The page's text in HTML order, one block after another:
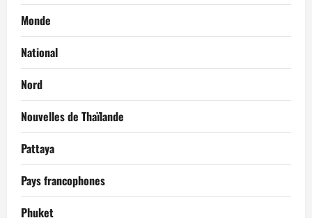
Monde
National
Nord
Nouvelles de Thaïlande
Pattaya
Pays francophones
Phuket